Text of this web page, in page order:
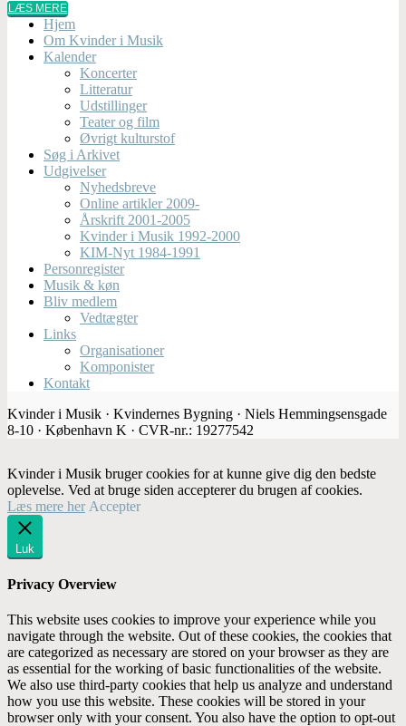
LÆS MERE
Hjem
Om Kvinder i Musik
Kalender
Koncerter
Litteratur
Udstillinger
Teater og film
Øvrigt kulturstof
Søg i Arkivet
Udgivelser
Nyhedsbreve
Online artikler 2009-
Årskrift 2001-2005
Kvinder i Musik 1992-2000
KIM-Nyt 1984-1991
Personregister
Musik & køn
Bliv medlem
Vedtægter
Links
Organisationer
Komponister
Kontakt
Kvinder i Musik · Kvindernes Bygning · Niels Hemmingsensgade
8-10 · København K · CVR-nr.: 19277542
Kvinder i Musik bruger cookies for at kunne give dig den bedste
oplevelse. Ved at bruge siden accepterer du brugen af cookies.
Læs mere her Accepter
Luk
Privacy Overview
This website uses cookies to improve your experience while you
navigate through the website. Out of these cookies, the cookies that
are categorized as necessary are stored on your browser as they are
as essential for the working of basic functionalities of the website.
We also use third-party cookies that help us analyze and understand
how you use this website. These cookies will be stored in your
browser only with your consent. You also have the option to opt-out